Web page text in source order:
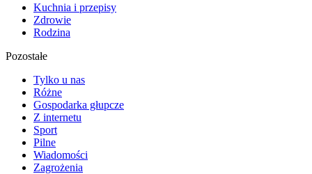
Kuchnia i przepisy
Zdrowie
Rodzina
Pozostałe
Tylko u nas
Różne
Gospodarka głupcze
Z internetu
Sport
Pilne
Wiadomości
Zagrożenia